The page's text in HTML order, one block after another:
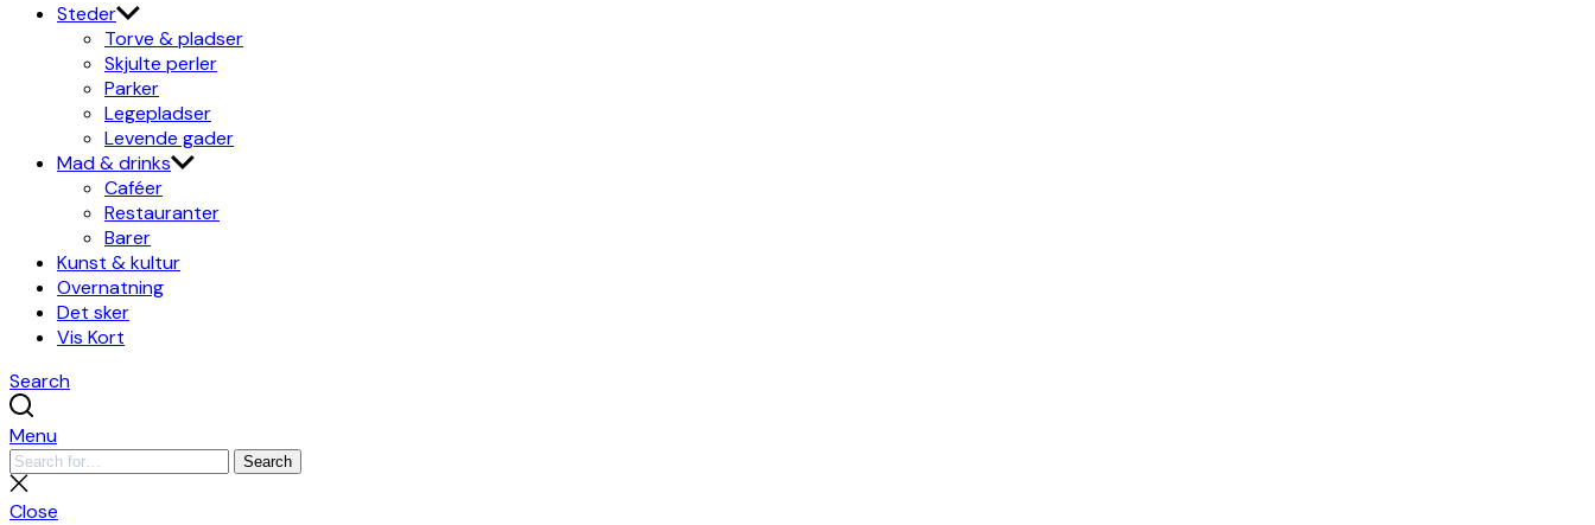
Steder
Torve & pladser
Skjulte perler
Parker
Legepladser
Levende gader
Mad & drinks
Caféer
Restauranter
Barer
Kunst & kultur
Overnatning
Det sker
Vis Kort
Search
Menu
Search
for:
Search
Close
search
Close